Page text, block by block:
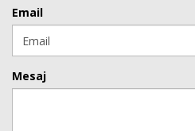
Email
Mesaj